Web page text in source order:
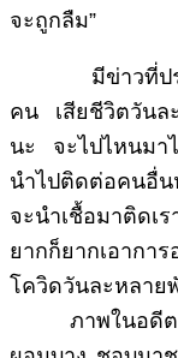
จะถูกลืม”
มีข่าวที่ป
คน เสียชีวิตวันล
นะ จะไปไหนมาไ
นำไปติดต่อคนอื่น
จะนำเชื้อมาติด
ยากก็ยากเอากา
โควิดวันละหลาย
ภาพในอดี